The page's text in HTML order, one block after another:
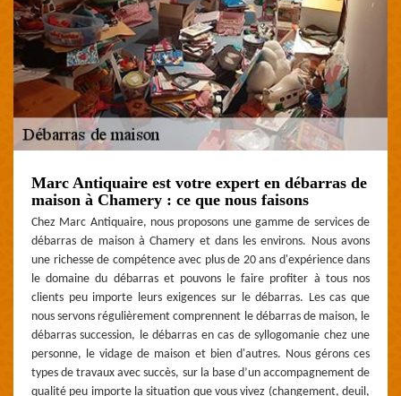
Marc Antiquaire est votre expert en débarras de
maison à Chamery : ce que nous faisons
Chez Marc Antiquaire, nous proposons une gamme de services de
débarras de maison à Chamery et dans les environs. Nous avons
une richesse de compétence avec plus de 20 ans d'expérience dans
le domaine du débarras et pouvons le faire profiter à tous nos
clients peu importe leurs exigences sur le débarras. Les cas que
nous servons régulièrement comprennent le débarras de maison, le
débarras succession, le débarras en cas de syllogomanie chez une
personne, le vidage de maison et bien d'autres. Nous gérons ces
types de travaux avec succès, sur la base d’un accompagnement de
qualité peu importe la situation que vous vivez (changement, deuil,